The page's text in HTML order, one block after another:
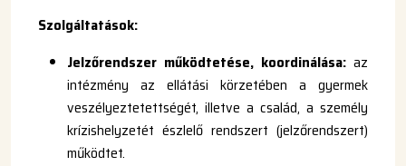
Szolgáltatások:
Jelzőrendszer működtetése, koordinálása: az
intézmény az ellátási körzetében a gyermek
veszélyeztetettségét, illetve a család, a személy
krízishelyzetét észlelő rendszert (jelzőrendszert)
működtet.